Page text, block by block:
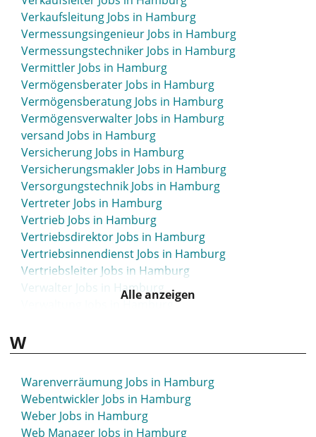
Hamburg
Steuerassistent Jobs in Hamburg
Steuerberater Jobs in Hamburg
Steuerberatung Jobs in Hamburg
Steuerfachangestellter Jobs in Hamburg
Steuern Jobs in Hamburg
Strassenbau Jobs in Hamburg
Straßenbau Jobs in Hamburg
Straßenbauer Jobs in Hamburg
Strategischer Einkäufer Jobs in Hamburg
Student Jobs in Hamburg
Sustainability Manager Jobs in Hamburg
Systemadmin Jobs in Hamburg
System Admin Jobs in Hamburg
Systemadministratoren Jobs in Hamburg
Verkaufsleitung Jobs in Hamburg
Vermessungsingenieur Jobs in Hamburg
Vermessungstechniker Jobs in Hamburg
Vermittler Jobs in Hamburg
Vermögensberater Jobs in Hamburg
Vermögensberatung Jobs in Hamburg
Vermögensverwalter Jobs in Hamburg
versand Jobs in Hamburg
Versicherung Jobs in Hamburg
Versicherungsmakler Jobs in Hamburg
Versorgungstechnik Jobs in Hamburg
Vertreter Jobs in Hamburg
Vertrieb Jobs in Hamburg
Vertriebsdirektor Jobs in Hamburg
Vertriebsinnendienst Jobs in Hamburg
Vertriebsleiter Jobs in Hamburg
Verwalter Jobs in Hamburg
Vorarbeiter Jobs in Hamburg
Vorstand Jobs in Hamburg
Alle anzeigen
W
Warenverräumung Jobs in Hamburg
Webentwickler Jobs in Hamburg
Weber Jobs in Hamburg
Web Manager Jobs in Hamburg